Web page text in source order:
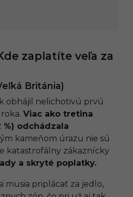
zaplatíte veľa za
Británia)
obhájil nelichotivú prvú
Viac ako tretina
%) odchádzala
kameňom úrazu nie sú
katastrofálny zákaznícky
a skryté poplatky.
musia priplácať za jedlo,